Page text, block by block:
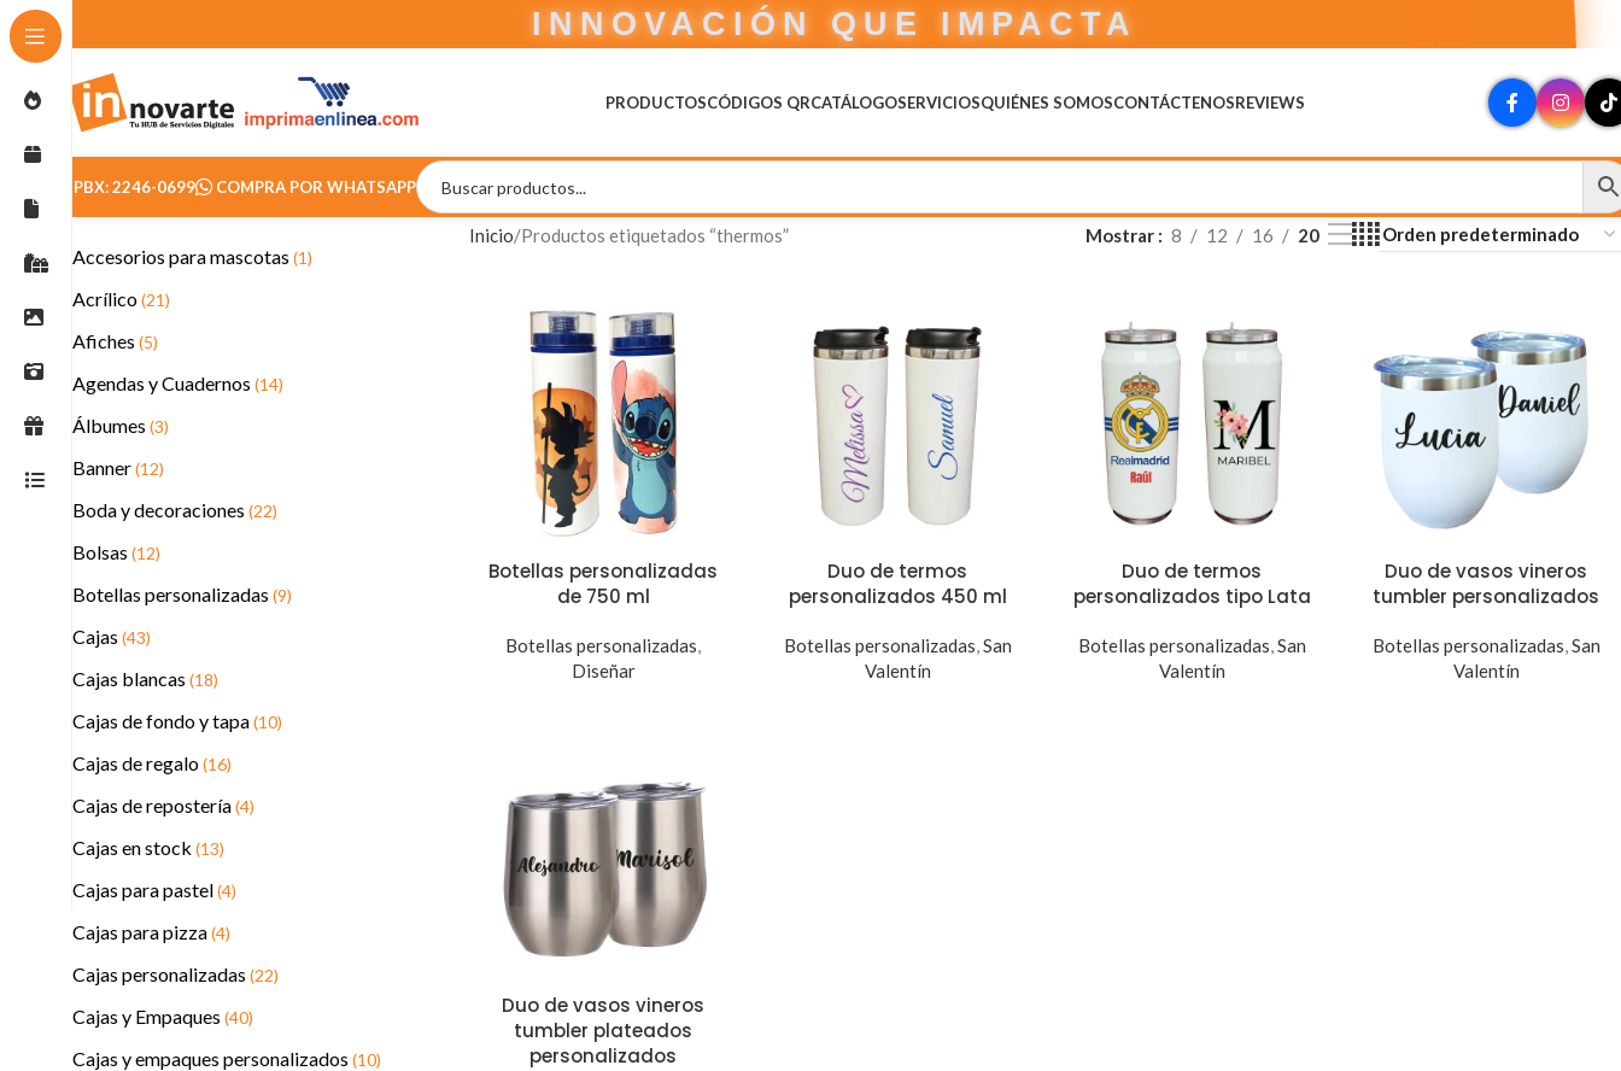
INNOVACIÓN QUE IMPACTA
PRODUCTOSCÓDIGOS QRCATÁLOGOSERVICIOSQUIÉNES SOMOSCONTÁCTENOSREVIEWS
PBX: 2246-0699 COMPRA POR WHATSAPP
Accesorios para mascotas (1)
Acrílico(21)
Afiches (5)
Agendas y Cuadernos (14)
Álbumes (3)
Banner(12)
Boda y decoraciones (22)
Bolsas (12)
Botellas personalizadas (9)
Cajas (43)
Cajas blancas (18)
Cajas de fondo y tapa(10)
Cajas de regalo(16)
Cajas de repostería(4)
Cajas en stock (13)
Cajas para pastel(4)
Cajas para pizza(4)
Cajas personalizadas (22)
Cajas y Empaques (40)
Cajas y empaques personalizados (10)
Inicio Productos etiquetados “thermos” Mostrar 8 12 16 20
Botellas personalizadas
de 750 ml
Botellas personalizadas,
Diseñar
Duo de termos
personalizados 450 ml
Botellas personalizadas,San
Valentín
Duo de termos
personalizados tipo Lata
Botellas personalizadas,San
Valentín
Duo de vasos vineros
tumbler personalizados
Botellas personalizadas,San
Valentín
Duo de vasos vineros
tumbler plateados
personalizados